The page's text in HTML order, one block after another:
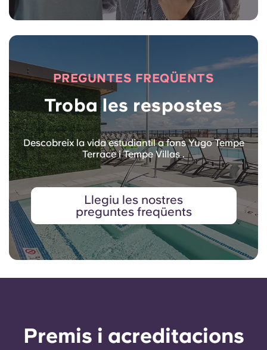
PREGUNTES FREQÜENTS
Troba les respostes
Descobreix la vida estudiantil a fons Yugo Tempe
Terrace i Tempe Villas .
Llegiu les nostres
preguntes freqüents
Premis i acreditacions